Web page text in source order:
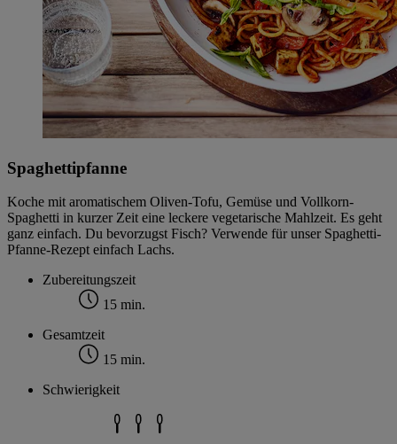
Spaghettipfanne
Koche mit aromatischem Oliven-Tofu, Gemüse und Vollkorn-
Spaghetti in kurzer Zeit eine leckere vegetarische Mahlzeit. Es geht
ganz einfach. Du bevorzugst Fisch? Verwende für unser Spaghetti-
Pfanne-Rezept einfach Lachs.
Zubereitungszeit
15 min.
Gesamtzeit
15 min.
Schwierigkeit